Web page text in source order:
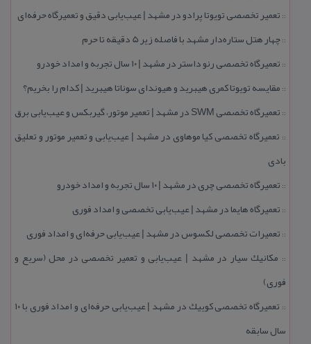
:: تعمیر تخصصی تویوتا پرادو در مشهد | عیب‌یابی دقیق و تعمیرگاه حرفه‌ای
::چهار هتل‌ ستاره‌دار مشهد با فاصله زیر 5 دقیقه تا حرم
:: تعمیرگاه تخصصی رنو داستر در مشهد | ۱۰ سال تجربه و امداد خودرو
:: مقایسه تویوتا كمری هیبرید و هیوندای سوناتا هیبرید | كدام را بخریم؟
:: تعمیرگاه تخصصی SWM در مشهد | تعمیر موتور، گیربكس و عیب‌یابی برق
:: تعمیرگاه تخصصی كیا موهاوی در مشهد | عیب‌یابی و تعمیر موتور و تعلیق
بادی
:: تعمیرگاه تخصصی چری در مشهد | ۱۰ سال تجربه و امداد خودرو
:: تعمیرگاه هایما در مشهد | عیب‌یابی تخصصی و امداد فوری
:: تعمیرات تخصصی لكسوس در مشهد | عیب‌یابی حرفه‌ای و امداد فوری
:: مكانیك سیار در مشهد | عیب‌یابی و تعمیر تخصصی در محل (سریع و
فوری)
::
تعمیرگاه تخصصی كوییك در مشهد | عیب‌یابی حرفه‌ای و امداد فوری با ۱۰
سال سابقه